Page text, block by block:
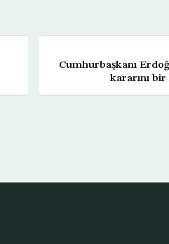
Cumhurbaşkanı
kararını